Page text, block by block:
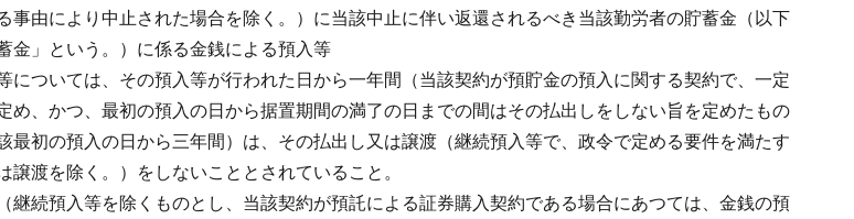
事由により中止された場合を除く。）に当該中止に伴い返還されるべき当該勤労者の貯蓄金（以下
金」という。）に係る金銭による預入等
については、その預入等が行われた日から一年間（当該契約が預貯金の預入に関する契約で、一定
め、かつ、最初の預入の日から据置期間の満了の日までの間はその払出しをしない旨を定めたもの
最初の預入の日から三年間）は、その払出し又は譲渡（継続預入等で、政令で定める要件を満たす
譲渡を除く。）をしないこととされていること。
継続預入等を除くものとし、当該契約が預託による証券購入契約である場合にあつては、金銭の預